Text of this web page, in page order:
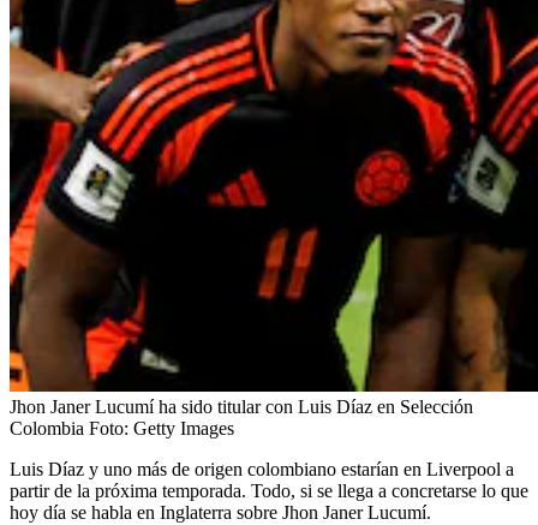
Jhon Janer Lucumí ha sido titular con Luis Díaz en Selección
Colombia Foto: Getty Images
Luis Díaz y uno más de origen colombiano estarían en Liverpool a
partir de la próxima temporada. Todo, si se llega a concretarse lo que
hoy día se habla en Inglaterra sobre Jhon Janer Lucumí.